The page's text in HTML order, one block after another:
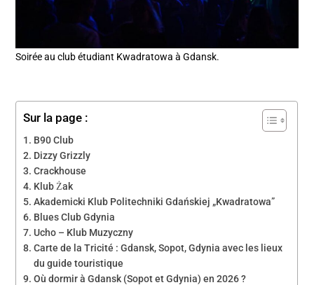
Soirée au club étudiant Kwadratowa à Gdansk.
Sur la page :
B90 Club
Dizzy Grizzly
Crackhouse
Klub Żak
Akademicki Klub Politechniki Gdańskiej „Kwadratowa”
Blues Club Gdynia
Ucho – Klub Muzyczny
Carte de la Tricité : Gdansk, Sopot, Gdynia avec les lieux
du guide touristique
Où dormir à Gdansk (Sopot et Gdynia) en 2026 ?